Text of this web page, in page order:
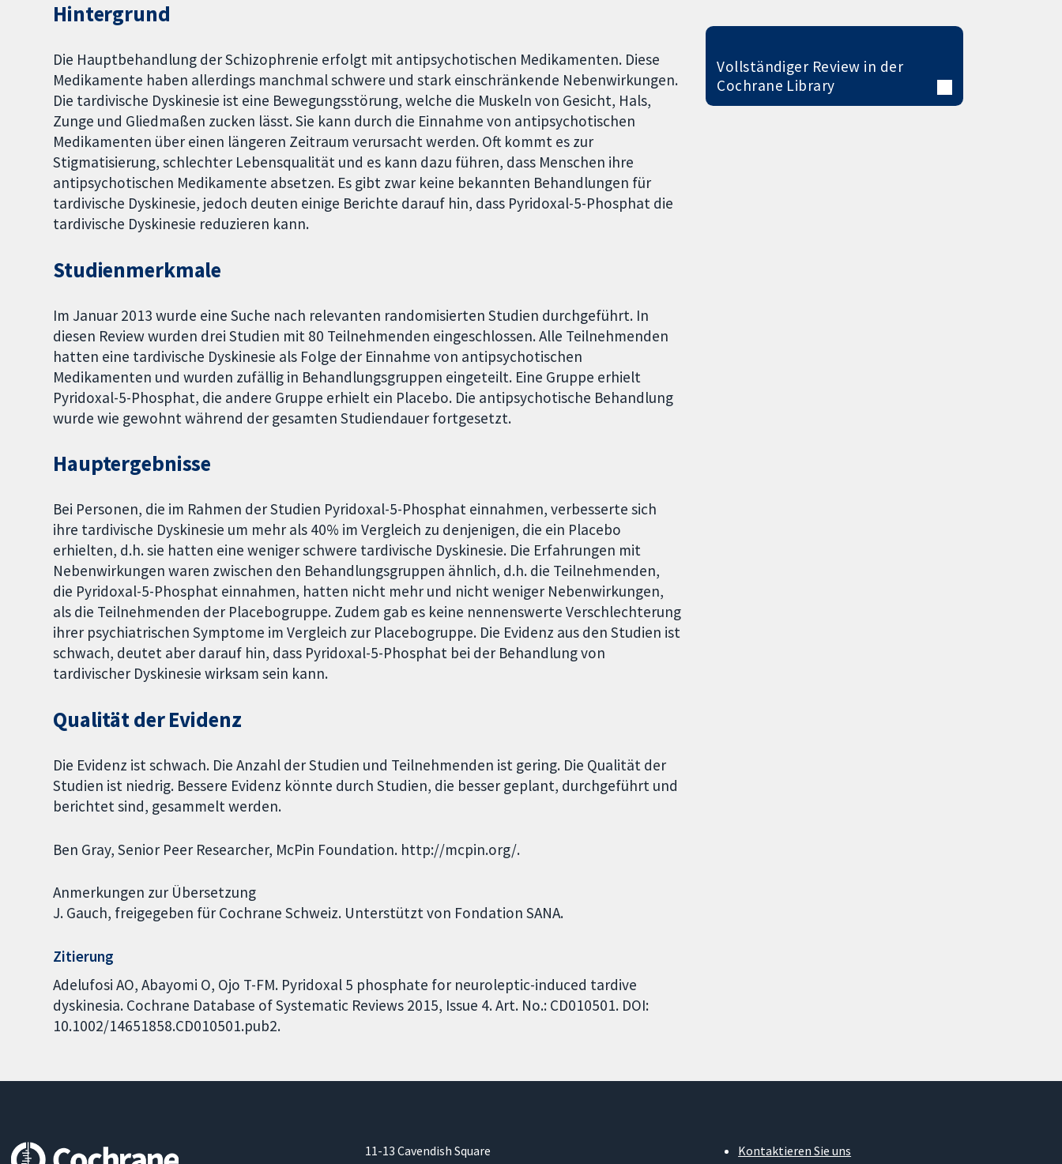
Hintergrund
Die Hauptbehandlung der Schizophrenie erfolgt mit antipsychotischen Medikamenten. Diese
Medikamente haben allerdings manchmal schwere und stark einschränkende Nebenwirkungen.
Die tardivische Dyskinesie ist eine Bewegungsstörung, welche die Muskeln von Gesicht, Hals,
Zunge und Gliedmaßen zucken lässt. Sie kann durch die Einnahme von antipsychotischen
Medikamenten über einen längeren Zeitraum verursacht werden. Oft kommt es zur
Stigmatisierung, schlechter Lebensqualität und es kann dazu führen, dass Menschen ihre
antipsychotischen Medikamente absetzen. Es gibt zwar keine bekannten Behandlungen für
tardivische Dyskinesie, jedoch deuten einige Berichte darauf hin, dass Pyridoxal-5-Phosphat die
tardivische Dyskinesie reduzieren kann.
Studienmerkmale
Im Januar 2013 wurde eine Suche nach relevanten randomisierten Studien durchgeführt. In
diesen Review wurden drei Studien mit 80 Teilnehmenden eingeschlossen. Alle Teilnehmenden
hatten eine tardivische Dyskinesie als Folge der Einnahme von antipsychotischen
Medikamenten und wurden zufällig in Behandlungsgruppen eingeteilt. Eine Gruppe erhielt
Pyridoxal-5-Phosphat, die andere Gruppe erhielt ein Placebo. Die antipsychotische Behandlung
wurde wie gewohnt während der gesamten Studiendauer fortgesetzt.
Hauptergebnisse
Bei Personen, die im Rahmen der Studien Pyridoxal-5-Phosphat einnahmen, verbesserte sich
ihre tardivische Dyskinesie um mehr als 40% im Vergleich zu denjenigen, die ein Placebo
erhielten, d.h. sie hatten eine weniger schwere tardivische Dyskinesie. Die Erfahrungen mit
Nebenwirkungen waren zwischen den Behandlungsgruppen ähnlich, d.h. die Teilnehmenden,
die Pyridoxal-5-Phosphat einnahmen, hatten nicht mehr und nicht weniger Nebenwirkungen,
als die Teilnehmenden der Placebogruppe. Zudem gab es keine nennenswerte Verschlechterung
ihrer psychiatrischen Symptome im Vergleich zur Placebogruppe. Die Evidenz aus den Studien ist
schwach, deutet aber darauf hin, dass Pyridoxal-5-Phosphat bei der Behandlung von
tardivischer Dyskinesie wirksam sein kann.
Qualität der Evidenz
Die Evidenz ist schwach. Die Anzahl der Studien und Teilnehmenden ist gering. Die Qualität der
Studien ist niedrig. Bessere Evidenz könnte durch Studien, die besser geplant, durchgeführt und
berichtet sind, gesammelt werden.
Ben Gray, Senior Peer Researcher, McPin Foundation. http://mcpin.org/.
Anmerkungen zur Übersetzung
J. Gauch, freigegeben für Cochrane Schweiz. Unterstützt von Fondation SANA.
Zitierung
Adelufosi AO, Abayomi O, Ojo T-FM. Pyridoxal 5 phosphate for neuroleptic-induced tardive
dyskinesia. Cochrane Database of Systematic Reviews 2015, Issue 4. Art. No.: CD010501. DOI:
10.1002/14651858.CD010501.pub2.
Vollständiger Review in der
Cochrane Library
11-13 Cavendish Square
Kontaktieren Sie uns